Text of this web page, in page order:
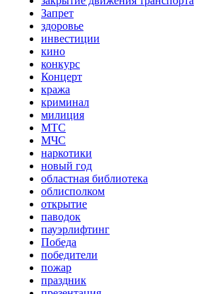
Запрет
здоровье
инвестиции
кино
конкурс
Концерт
кража
криминал
милиция
МТС
МЧС
наркотики
новый год
областная библиотека
облисполком
открытие
паводок
пауэрлифтинг
Победа
победители
пожар
праздник